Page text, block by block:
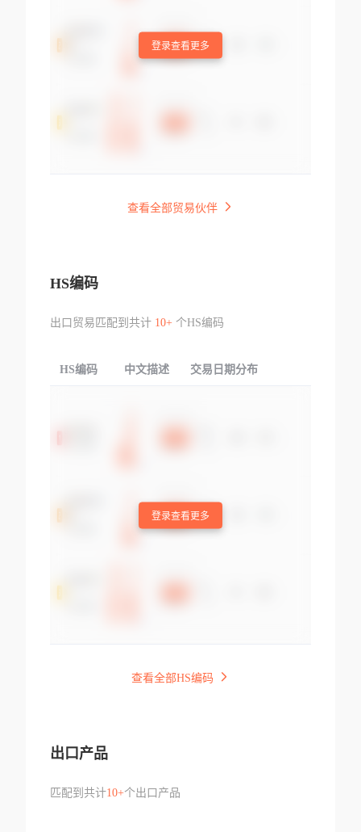
登录查看更多
查看全部贸易伙伴
HS编码
出口贸易匹配到共计 10+个HS编码
HS编码 中文描述 交易日期分布
登录查看更多
查看全部HS编码
出口产品
匹配到共计10+个出口产品